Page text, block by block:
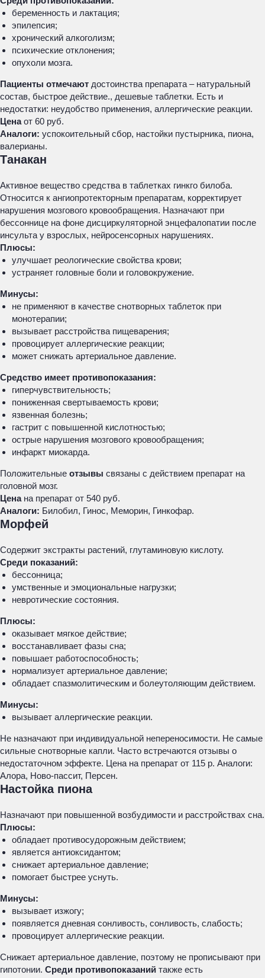
беременность и лактация;
эпилепсия;
хронический алкоголизм;
психические отклонения;
опухоли мозга.
Пациенты отмечают достоинства препарата – натуральный
состав, быстрое действие., дешевые таблетки. Есть и
недостатки: неудобство применения, аллергические реакции.
Ценаот 60 руб.
Аналоги: успокоительный сбор, настойки пустырника, пиона,
валерианы.
Танакан
Активное вещество средства в таблетках гинкго билоба.
Относится к ангиопротекторным препаратам, корректирует
нарушения мозгового кровообращения. Назначают при
бессоннице на фоне дисциркуляторной энцефалопатии после
инсульта у взрослых, нейросенсорных нарушениях.
Плюсы:
улучшает реологические свойства крови;
устраняет головные боли и головокружение.
Минусы:
не применяют в качестве снотворных таблеток при
монотерапии;
вызывает расстройства пищеварения;
провоцирует аллергические реакции;
может снижать артериальное давление.
Средство имеет противопоказания:
гиперчувствительность;
пониженная свертываемость крови;
язвенная болезнь;
гастрит с повышенной кислотностью;
острые нарушения мозгового кровообращения;
инфаркт миокарда.
Положительные отзывы связаны с действием препарат на
головной мозг.
Ценана препарат от 540 руб.
Аналоги: Билобил, Гинос, Меморин, Гинкофар.
Морфей
Содержит экстракты растений, глутаминовую кислоту.
Среди показаний:
бессонница;
умственные и эмоциональные нагрузки;
невротические состояния.
Плюсы:
оказывает мягкое действие;
восстанавливает фазы сна;
повышает работоспособность;
нормализует артериальное давление;
обладает спазмолитическим и болеутоляющим действием.
Минусы:
вызывает аллергические реакции.
Не назначают при индивидуальной непереносимости. Не самые
сильные снотворные капли. Часто встречаются отзывы о
недостаточном эффекте. Цена на препарат от 115 р. Аналоги:
Алора, Ново-пассит, Персен.
Настойка пиона
Назначают при повышенной возбудимости и расстройствах сна.
Плюсы:
обладает противосудорожным действием;
является антиоксидантом;
снижает артериальное давление;
помогает быстрее уснуть.
Минусы:
вызывает изжогу;
появляется дневная сонливость, сонливость, слабость;
провоцирует аллергические реакции.
Снижает артериальное давление, поэтому не прописывают при
гипотонии. Среди противопоказаний также есть